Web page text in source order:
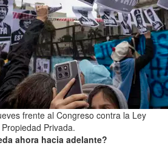
frente al Congreso contra la Ley
Privada.
ahora hacia adelante?